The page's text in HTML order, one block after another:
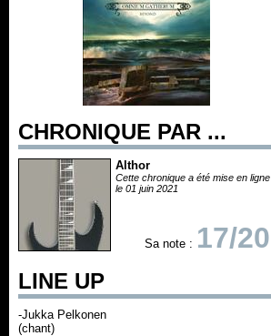
CHRONIQUE PAR ...
Althor
Cette chronique a été mise en ligne
le 01 juin 2021
Sa note : 17/20
LINE UP
-Jukka Pelkonen
(chant)